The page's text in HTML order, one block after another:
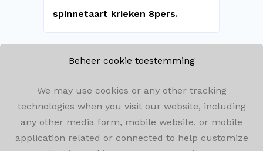
spinnetaart krieken 8pers.
Winkelomseheide 182, 2440 Geel
014/59.05.72 info@bakkerijwimenels.be
Beheer cookie toestemming
We may use cookies or any other tracking
technologies when you visit our website, including
any other media form, mobile website, or mobile
application related or connected to help customize